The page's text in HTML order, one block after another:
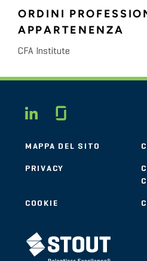
ORDINI
APPARTENENZA
CFA Institute
LINKEDIN
MAPPA DEL SITO
PRIVACY
COOKIE
STOUT LOGO